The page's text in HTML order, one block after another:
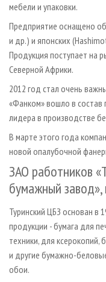
мебели и упаковки.
Предприятие оснащено
и др.) и японских
Продукция поступает на
Северной Африки.
2012 год стал очень
«Фанком» вошло в состав
лидера в производстве
В марте этого года
новой опалубочной
ЗАО работников
бумажный завод»,
Туринский ЦБЗ основан в
продукции - бумага для
техники, для ксерокопий,
и другие бумажно-
обои.